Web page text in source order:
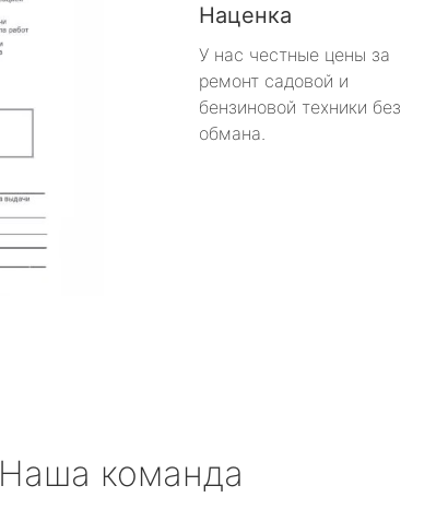
Наценка
У нас честные цены за
ремонт садовой и
бензиновой техники без
обмана.
Наша команда